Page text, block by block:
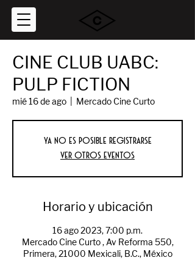
CINE CLUB UABC:
PULP FICTION
mié 16 de ago Mercado Cine Curto
Ya no es posible registrarse
Ver otros eventos
Horario y ubicación
16 ago 2023, 7:00 p.m.
Mercado Cine Curto , Av Reforma 550,
Primera, 21000 Mexicali, B.C., México